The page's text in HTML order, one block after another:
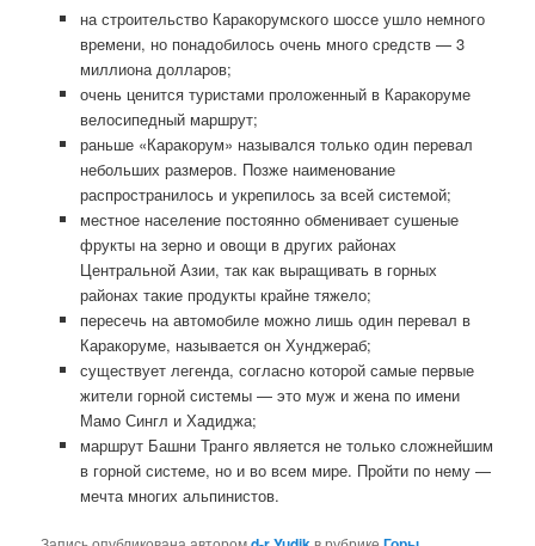
на строительство Каракорумского шоссе ушло немного
времени, но понадобилось очень много средств — 3
миллиона долларов;
очень ценится туристами проложенный в Каракоруме
велосипедный маршрут;
раньше «Каракорум» назывался только один перевал
небольших размеров. Позже наименование
распространилось и укрепилось за всей системой;
местное население постоянно обменивает сушеные
фрукты на зерно и овощи в других районах
Центральной Азии, так как выращивать в горных
районах такие продукты крайне тяжело;
пересечь на автомобиле можно лишь один перевал в
Каракоруме, называется он Хунджераб;
существует легенда, согласно которой самые первые
жители горной системы — это муж и жена по имени
Мамо Сингл и Хадиджа;
маршрут Башни Транго является не только сложнейшим
в горной системе, но и во всем мире. Пройти по нему —
мечта многих альпинистов.